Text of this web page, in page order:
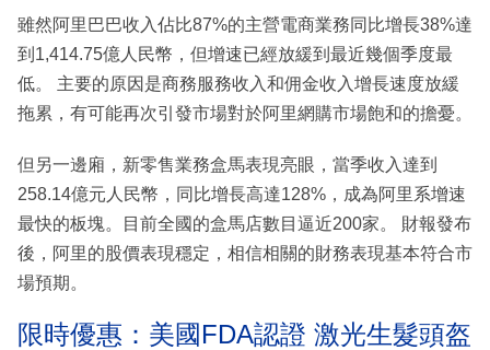
雖然阿里巴巴收入佔比87%的主營電商業務同比增長38%達
到1,414.75億人民幣，但增速已經放緩到最近幾個季度最
低。 主要的原因是商務服務收入和佣金收入增長速度放緩
拖累，有可能再次引發市場對於阿里網購市場飽和的擔憂。
但另一邊廂，新零售業務盒馬表現亮眼，當季收入達到
258.14億元人民幣，同比增長高達128%，成為阿里系增速
最快的板塊。目前全國的盒馬店數目逼近200家。 財報發布
後，阿里的股價表現穩定，相信相關的財務表現基本符合市
場預期。
限時優惠：美國FDA認證 激光生髮頭盔